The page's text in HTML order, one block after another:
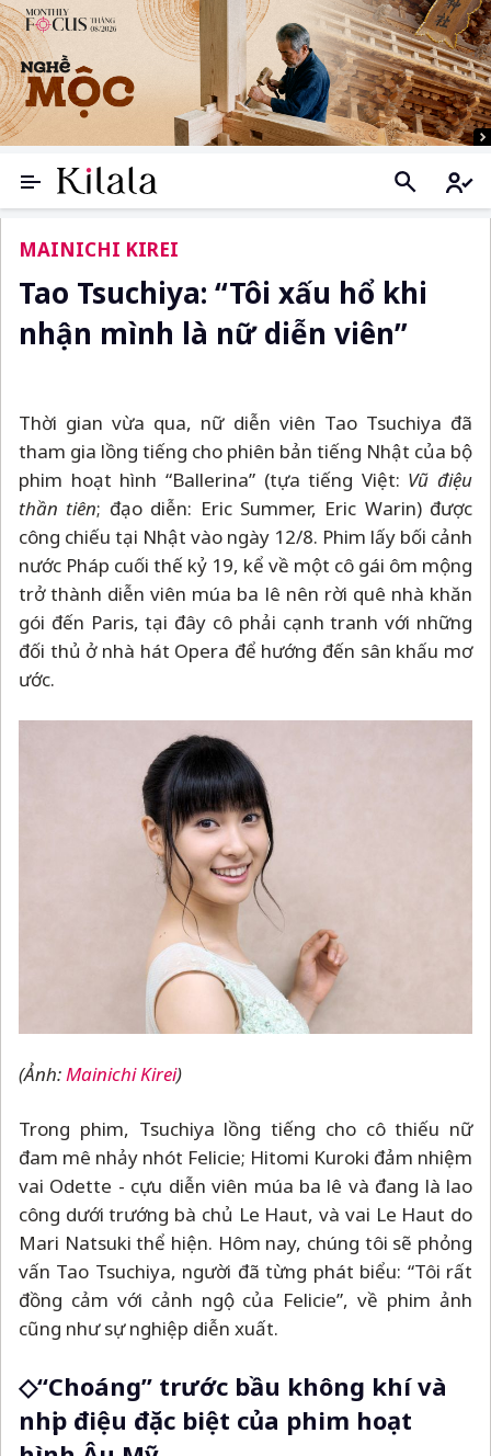
MAINICHI KIREI
Tao Tsuchiya: “Tôi xấu hổ khi
nhận mình là nữ diễn viên”
Thời gian vừa qua, nữ diễn viên Tao Tsuchiya đã
tham gia lồng tiếng cho phiên bản tiếng Nhật của bộ
phim hoạt hình “Ballerina” (tựa tiếng Việt: Vũ điệu
thần tiên; đạo diễn: Eric Summer, Eric Warin) được
công chiếu tại Nhật vào ngày 12/8. Phim lấy bối cảnh
nước Pháp cuối thế kỷ 19, kể về một cô gái ôm mộng
trở thành diễn viên múa ba lê nên rời quê nhà khăn
gói đến Paris, tại đây cô phải cạnh tranh với những
đối thủ ở nhà hát Opera để hướng đến sân khấu mơ
ước.
(Ảnh:Mainichi Kirei)
Trong phim, Tsuchiya lồng tiếng cho cô thiếu nữ
đam mê nhảy nhót Felicie; Hitomi Kuroki đảm nhiệm
vai Odette - cựu diễn viên múa ba lê và đang là lao
công dưới trướng bà chủ Le Haut, và vai Le Haut do
Mari Natsuki thể hiện. Hôm nay, chúng tôi sẽ phỏng
vấn Tao Tsuchiya, người đã từng phát biểu: “Tôi rất
đồng cảm với cảnh ngộ của Felicie”, về phim ảnh
cũng như sự nghiệp diễn xuất.
◇“Choáng” trước bầu không khí và
nhịp điệu đặc biệt của phim hoạt